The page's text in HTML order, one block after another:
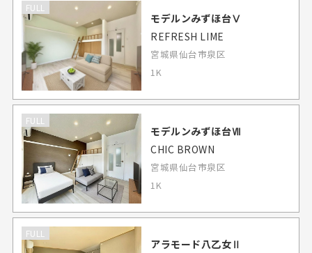
FULL
モデルンみずほ台Ⅴ
REFRESH LIME
宮城県仙台市泉区
1K
FULL
モデルンみずほ台Ⅶ
CHIC BROWN
宮城県仙台市泉区
1K
FULL
アラモード八乙女Ⅱ